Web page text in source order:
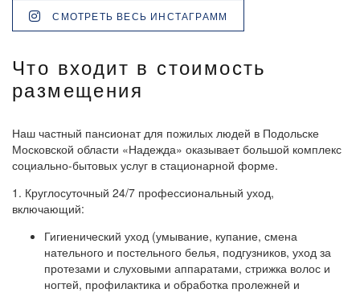
СМОТРЕТЬ ВЕСЬ ИНСТАГРАММ
Что входит в стоимость
размещения
Наш частный пансионат для пожилых людей в Подольске
Московской области «Надежда» оказывает большой комплекс
социально-бытовых услуг в стационарной форме.
1. Круглосуточный 24/7 профессиональный уход,
включающий:
Гигиенический уход (умывание, купание, смена
нательного и постельного белья, подгузников, уход за
протезами и слуховыми аппаратами, стрижка волос и
ногтей, профилактика и обработка пролежней и